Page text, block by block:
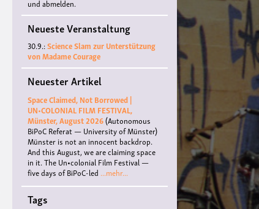
Neueinsteiger:innen/Interessierten
und abmelden.
Neueste Veranstaltung
30.9.:Science Slam zur Unterstützung
von Madame Courage
Neuester Artikel
Space Claimed, Not Borrowed |
UN•COLONIAL FILM FESTIVAL,
Münster, August 2026(Autonomous
BiPoC Referat — University of Münster)
Münster is not an innocent backdrop.
And this August, we are claiming space
in it. The Un•colonial Film Festival —
five days of BiPoC-led ...mehr...
Tags